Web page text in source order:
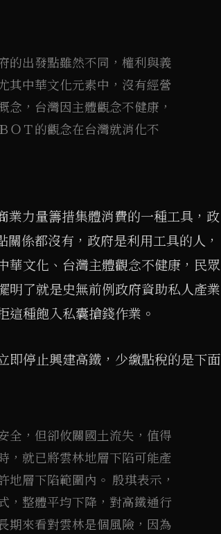
的出發點雖然不同，權利與義
其中華文化元素中，沒有經營
念，台灣因主體觀念不健康，
ＯＴ的觀念在台灣就消化不
業力量籌措集體消費的一種工具，政
係都沒有，政府是利用工具的人，
華文化、台灣主體觀念不健康，民眾
明了就是史無前例政府資助私人產業
這種飽入私囊搶錢作業。
即停止興建高鐵，少繳點稅的是下面
全，但卻攸關國土流失，值得
，就已將雲林地層下陷可能產
層下陷範圍內。 殷琪表示，
，整體平均下降，對高鐵通行
期來看對雲林是個風險，因為